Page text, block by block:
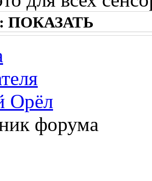
ПОКАЗАТЬ
Орёл
форума